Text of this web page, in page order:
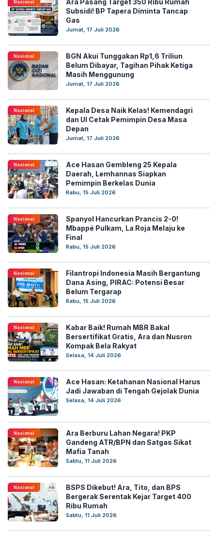
Nasional
Ara Pasang Target 350 Ribu Rumah
Subsidi! BP Tapera Diminta Tancap
Gas
Jumat, 17 Juli 2026
Nasional
BGN Akui Tunggakan Rp1,6 Triliun
Belum Dibayar, Tagihan Pihak Ketiga
Masih Menggunung
Jumat, 17 Juli 2026
Nasional
Kepala Desa Naik Kelas! Kemendagri
dan UI Cetak Pemimpin Desa Masa
Depan
Jumat, 17 Juli 2026
Nasional
Ace Hasan Gembleng 25 Kepala
Daerah, Lemhannas Siapkan
Pemimpin Berkelas Dunia
Rabu, 15 Juli 2026
Nasional
Spanyol Hancurkan Prancis 2-0!
Mbappé Pulkam, La Roja Melaju ke
Final
Rabu, 15 Juli 2026
Nasional
Filantropi Indonesia Masih Bergantung
Dana Asing, PIRAC: Potensi Besar
Belum Tergarap
Rabu, 15 Juli 2026
Nasional
Kabar Baik! Rumah MBR Bakal
Bersertifikat Gratis, Ara dan Nusron
Kompak Bela Rakyat
Selasa, 14 Juli 2026
Nasional
Ace Hasan: Ketahanan Nasional Harus
Jadi Jawaban di Tengah Gejolak Dunia
Selasa, 14 Juli 2026
Nasional
Ara Berburu Lahan Negara! PKP
Gandeng ATR/BPN dan Satgas Sikat
Mafia Tanah
Sabtu, 11 Juli 2026
Nasional
BSPS Dikebut! Ara, Tito, dan BPS
Bergerak Serentak Kejar Target 400
Ribu Rumah
Sabtu, 11 Juli 2026